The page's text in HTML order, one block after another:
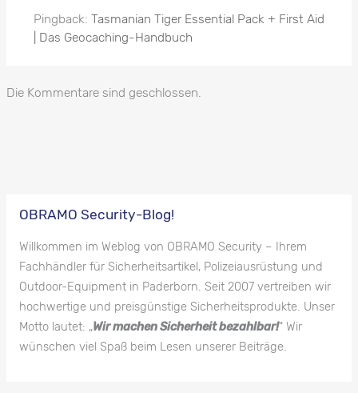
Pingback: Tasmanian Tiger Essential Pack + First Aid
| Das Geocaching-Handbuch
Die Kommentare sind geschlossen.
OBRAMO Security-Blog!
Willkommen im Weblog von OBRAMO Security – Ihrem
Fachhändler für Sicherheitsartikel, Polizeiausrüstung und
Outdoor-Equipment in Paderborn. Seit 2007 vertreiben wir
hochwertige und preisgünstige Sicherheitsprodukte. Unser
Motto lautet: „Wir machen Sicherheit bezahlbar!“ Wir
wünschen viel Spaß beim Lesen unserer Beiträge.